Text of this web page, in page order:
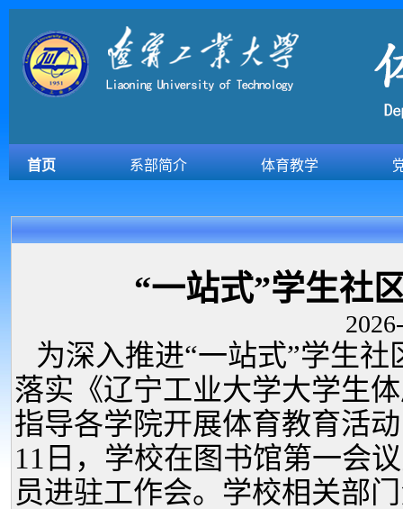
首页 系部简介 体育教学
“一站式”学生社
为深入推进“一站式”学生
落实《辽宁工业大学大学生
指导各学院开展体育教育活
11日，学校在图书馆第一会
员进驻工作会。学校相关部